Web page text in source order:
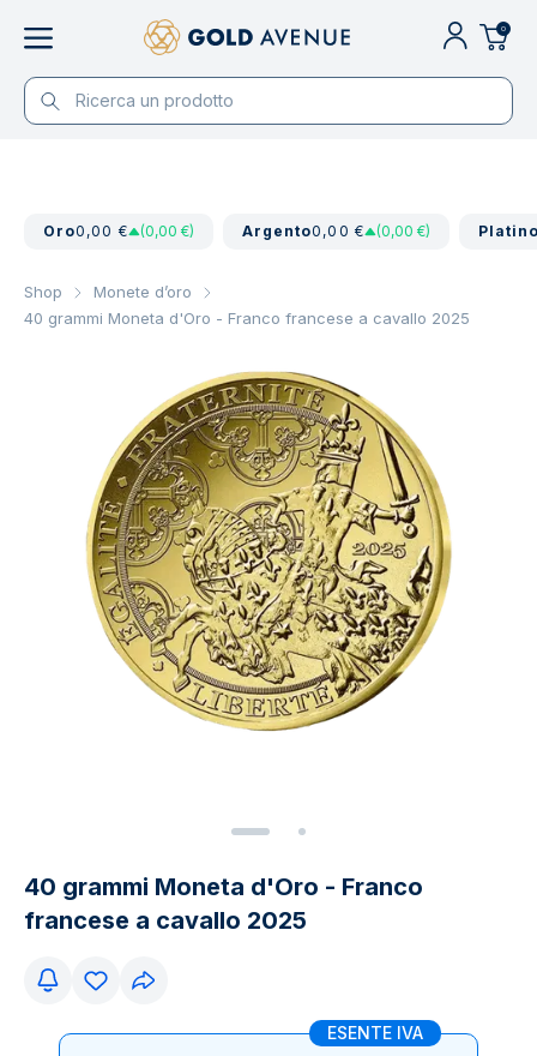
0
Oro0,00 € (0,00 €) Argento0,00 € (0,00 €)
Shop
Monete d’oro
40 grammi Moneta d'Oro - Franco francese a cavallo 2025
40 grammi Moneta d'Oro - Franco
francese a cavallo 2025
ESENTE IVA